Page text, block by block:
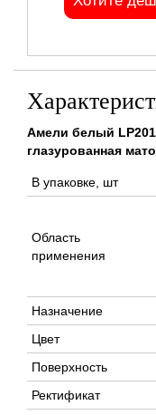
Амели белый
глазурованная
В упаковке, шт
Область
применения
Назначение
Цвет
Поверхность
Ректификат